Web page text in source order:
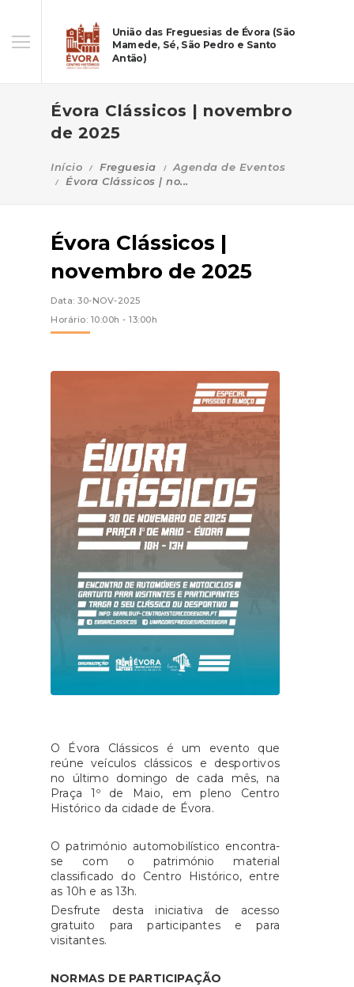
União das Freguesias de Évora (São
Mamede, Sé, São Pedro e Santo
Antão)
Évora Clássicos | novembro
de 2025
Início Freguesia
Agenda de Eventos
Évora Clássicos | no...
Évora Clássicos |
novembro de 2025
Data: 30-NOV-2025
Horário: 10:00h - 13:00h
O Évora Clássicos é um evento que
reúne veículos clássicos e desportivos
no último domingo de cada mês, na
Praça 1º de Maio, em pleno Centro
Histórico da cidade de Évora.
O património automobilístico encontra-
se com o património material
classificado do Centro Histórico, entre
as 10h e as 13h.
Desfrute desta iniciativa de acesso
gratuito para participantes e para
visitantes.
NORMAS DE PARTICIPAÇÃO